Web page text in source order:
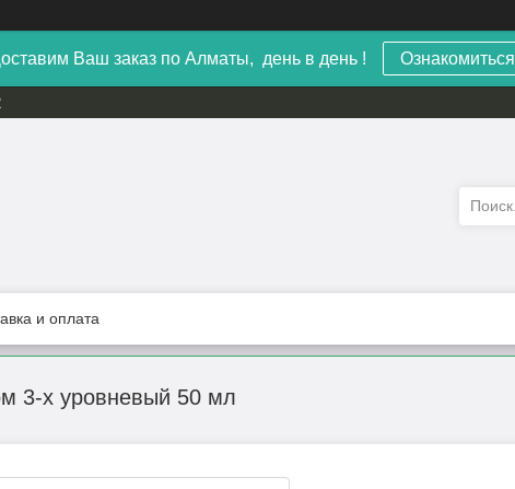
Ваш заказ по Алматы, день в день ! Ознакомиться
и оплата
3-х уровневый 50 мл